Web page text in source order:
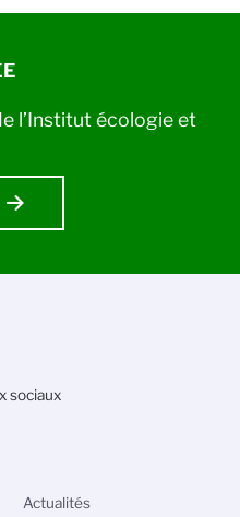
l’Institut écologie et
sociaux
Actualités